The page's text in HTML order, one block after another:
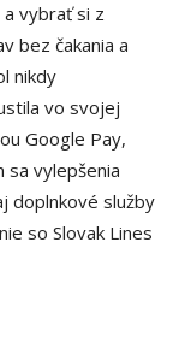
vybrať si z
bez čakania a
nikdy
vo svojej
Google Pay,
sa vylepšenia
doplnkové služby
so Slovak Lines